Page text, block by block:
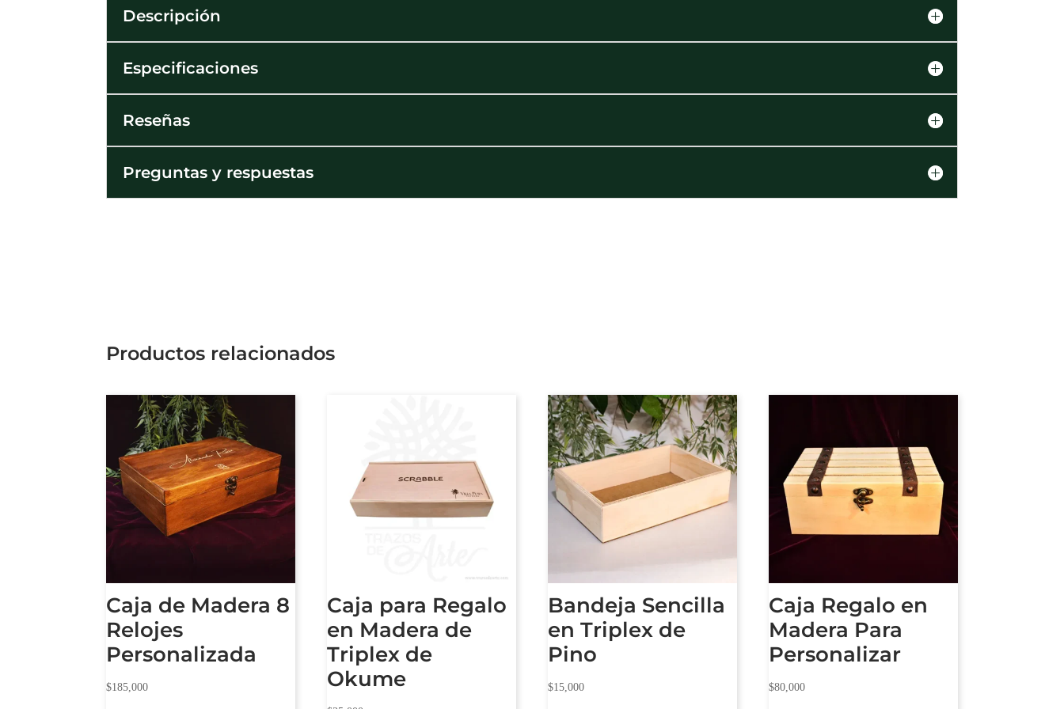
Descripción
Especificaciones
Reseñas
Preguntas y respuestas
Productos relacionados
Caja de Madera 8
Relojes
Personalizada
$185,000
Caja para Regalo
en Madera de
Triplex de
Okume
Bandeja Sencilla
en Triplex de
Pino
$15,000
Caja Regalo en
Madera Para
Personalizar
$80,000